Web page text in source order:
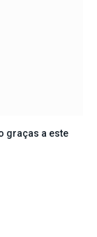
graças a este